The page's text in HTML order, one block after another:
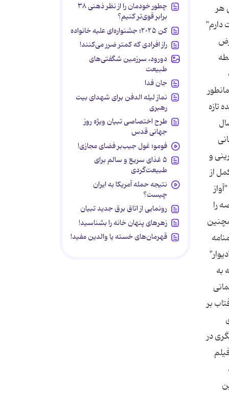
هر
دارم"
تازه
و
از
را
به
"نیمه پنهان"، "تهران ساعت 7 صبح"، "آفتاب بر
در
چطور خودمان را از نظر ذهنی ۳۸
برابر قوی‌تر کنیم؟
کن ۲۰۲۵؛ جشنواره‌ای علیه خانواده
راز افرادی که کمتر ضرر می‌کنند!
دورود، سرزمین شگفتی‌های
طبیعت
جان فدا
نماز لیله الدفن برای شهدای بیت
رهبری
طرح اختصاصی تبیان ویژه روز
جهانی قدس
فومو؛ غول جیب‌بر فضای مجازی!
۵ غذای سریع و سالم برای
طبیعت‌گردی
نتیجه حمله آمریکا به ایران
چیست؟
رونمایی از اتاق برق جدید تبیان
زهرهای پنهان خانه را بشناسید!
قهرمان‌های خسته یا والدین مفید!